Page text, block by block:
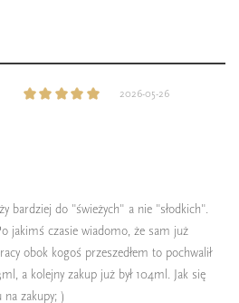
2026-05-26
bardziej do "świeżych" a nie "słodkich".
jakimś czasie wiadomo, że sam już
obok kogoś przeszedłem to pochwalił
a kolejny zakup już był 104ml. Jak się
zakupy; )